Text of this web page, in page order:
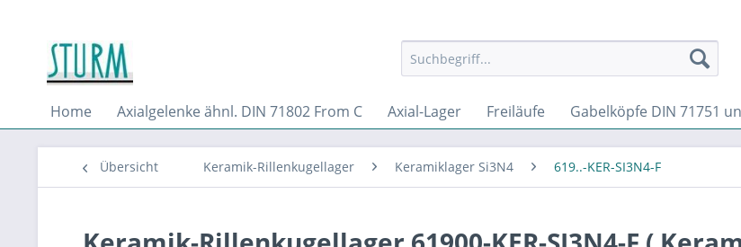
Home Axialgelenke ähnl. DIN 71802 From C Axial-Lager Freiläufe Gabelköpfe DIN 71751
Übersicht Keramik-Rillenkugellager Keramiklager Si3N4 619..-KER-SI3N4-F